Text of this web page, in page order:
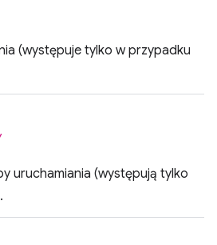
(występuje tylko w przypadku
uruchamiania (występują tylko